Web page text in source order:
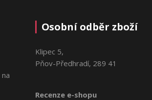
Osobní odběr zboží
Klipec 5,
Pňov-Předhradí, 289 41
Recenze e-shopu